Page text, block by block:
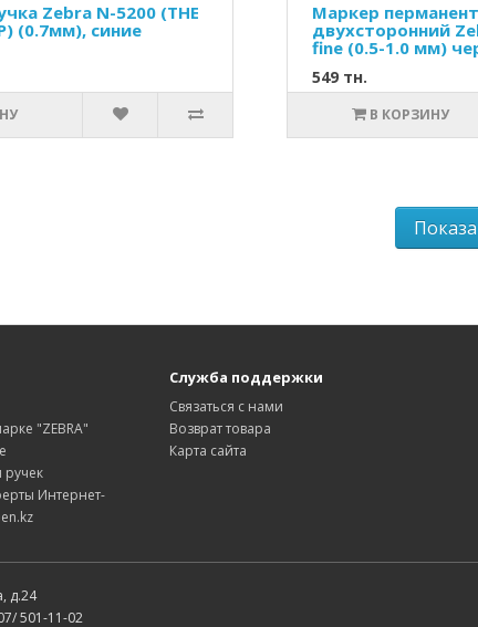
Zebra N-5200 (THE
(0.7мм), синие
Маркер
двухсторонний
fine (0.5-1.0 мм)
549 тн.
В КОРЗИНУ
"ZEBRA"
ручек
Интернет-
Служба поддержки
Связаться с нами
Возврат товара
Карта сайта
д.24
501-11-02